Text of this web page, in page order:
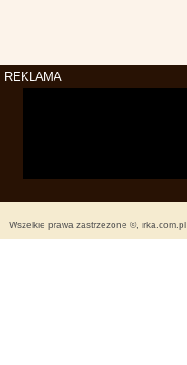
REKLAMA
Wszelkie prawa zastrzeżone ©, irka.com.pl